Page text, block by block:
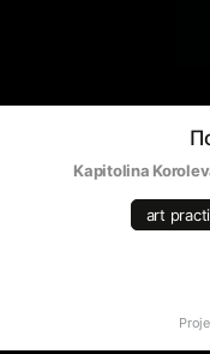
Kapitolina
art